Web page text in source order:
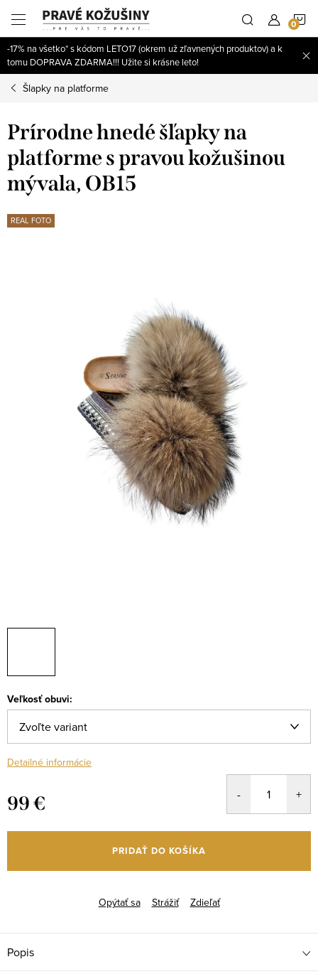
obsah
-17% na všetko* s kódom LETO17 (okrem už zľavnených produktov) a k
tomu DOPRAVA ZDARMA!!! Užite si krásne leto!
Šlapky na platforme
Prírodne hnedé šľapky na
platforme s pravou kožušinou
mývala, OB15
REAL FOTO
Veľkosť obuvi:
Detailné informácie
99 €
cena:
PRIDAŤ DO KOŠÍKA
Opýtať sa Strážiť Zdieľať
Popis